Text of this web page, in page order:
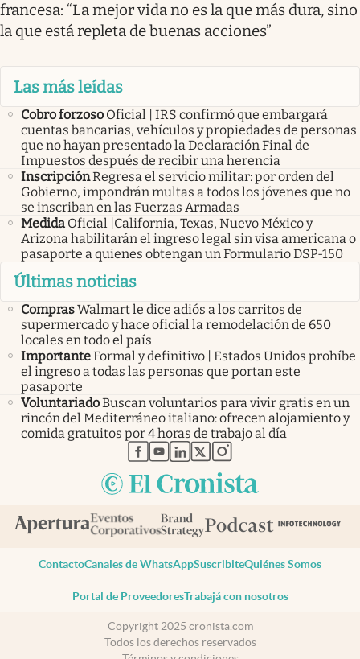
francesa: “La mejor vida no es la que más dura, sino
la que está repleta de buenas acciones”
Las más leídas
Cobro forzoso Oficial | IRS confirmó que embargará
cuentas bancarias, vehículos y propiedades de personas
que no hayan presentado la Declaración Final de
Impuestos después de recibir una herencia
InscripciónRegresa el servicio militar: por orden del
Gobierno, impondrán multas a todos los jóvenes que no
se inscriban en las Fuerzas Armadas
Medida Oficial |California, Texas, Nuevo México y
Arizona habilitarán el ingreso legal sin visa americana o
pasaporte a quienes obtengan un Formulario DSP-150
Últimas noticias
ComprasWalmart le dice adiós a los carritos de
supermercado y hace oficial la remodelación de 650
locales en todo el país
ImportanteFormal y definitivo | Estados Unidos prohíbe
el ingreso a todas las personas que portan este
pasaporte
VoluntariadoBuscan voluntarios para vivir gratis en un
rincón del Mediterráneo italiano: ofrecen alojamiento y
comida gratuitos por 4 horas de trabajo al día
abre en nueva pestaña
abre en nueva pestaña
abre en nueva pestaña
abre en nueva pestaña
abre en nueva pestaña
ContactoCanales de WhatsAppSuscribiteQuiénes Somos
Portal de ProveedoresTrabajá con nosotros
Copyright 2025 cronista.com
Todos los derechos reservados